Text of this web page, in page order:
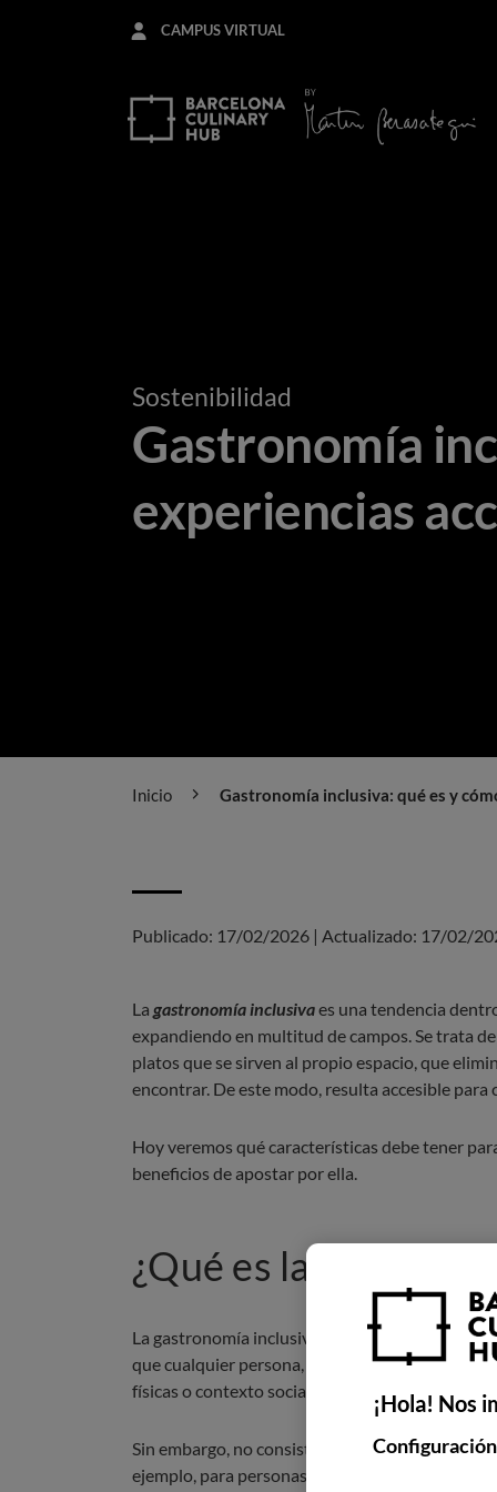
CAMPUS VIRTUAL
Sostenibilidad
Gastronomía
experiencias
Inicio Gastronomía inclusiva: qué es y
Publicado: 17/02/2026 | Actualizado: 17/02/
La gastronomía inclusivaes una tendencia
expandiendo en multitud de campos. Se trata
platos que se sirven al propio espacio, que
encontrar. De este modo, resulta accesible para
Hoy veremos qué características debe tener
beneficios de apostar por ella.
¿Qué es la
La gastronomía inclusiva es una filosofía que se
que cualquier persona, independientemente de
físicas o contexto social, pueda disfrutar de una
Sin embargo, no consiste en ofrecer
ejemplo, para personas celíacas, vegetarianas o
¡Hola! Nos